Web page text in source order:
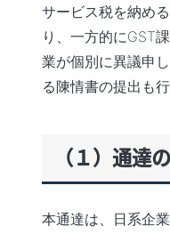
サービス税を納め
り、一方的にGST
業が個別に異議申
る陳情書の提出も
（１）通達
本通達は、日系企